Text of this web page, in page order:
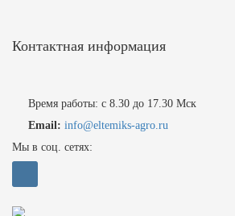
Контактная информация
Время работы: с 8.30 до 17.30 Мск
Email: info@eltemiks-agro.ru
Мы в соц. сетях: